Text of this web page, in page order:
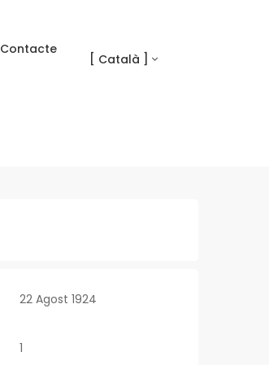
Contacte
[ Català ]
22 Agost 1924
1